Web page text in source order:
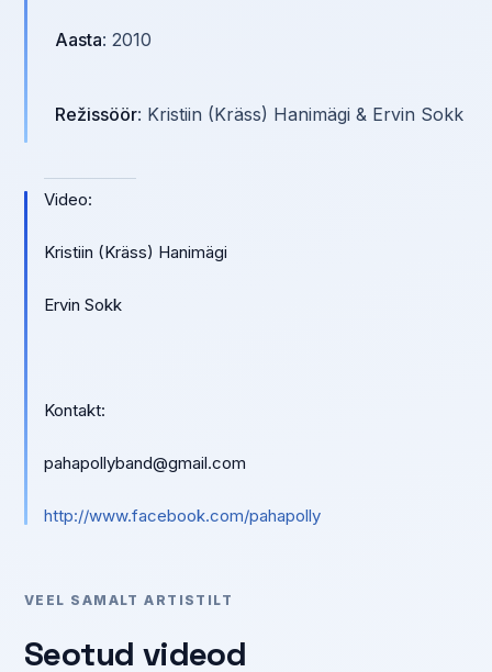
Aasta: 2010
Režissöör: Kristiin (Kräss) Hanimägi & Ervin Sokk
Video:
Kristiin (Kräss) Hanimägi
Ervin Sokk
Kontakt:
pahapollyband@gmail.com
http://www.facebook.com/pahapolly
VEEL SAMALT ARTISTILT
Seotud videod